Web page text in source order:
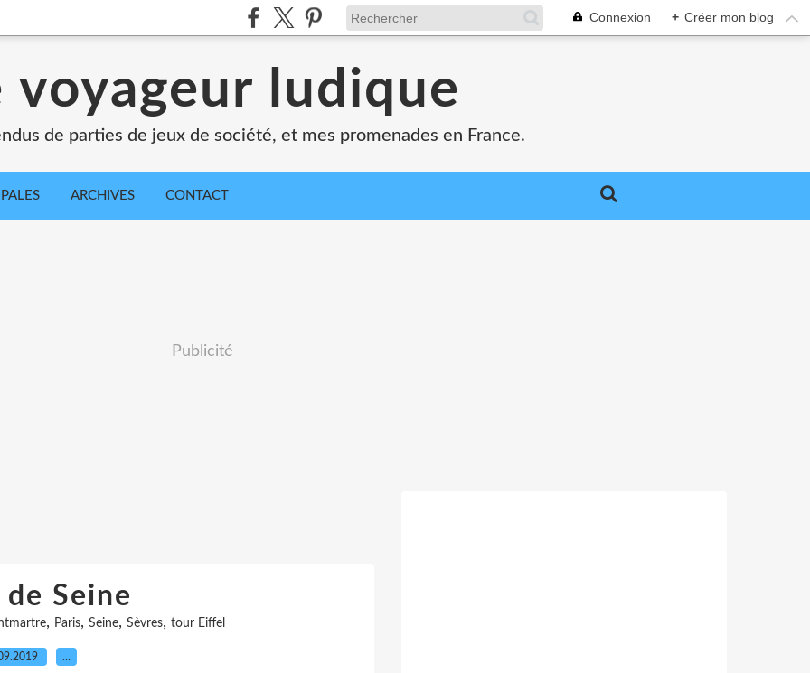
Connexion + Créer mon blog
voyageur ludique
de parties de jeux de société, et mes promenades en France.
ARCHIVES CONTACT
Publicité
Seine
, Paris, Seine, Sèvres, tour Eiffel
…